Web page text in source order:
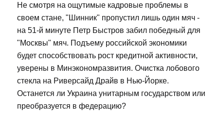
Не смотря на ощутимые кадровые проблемы в
своем стане, "Шинник" пропустил лишь один мяч -
на 51-й минуте Петр Быстров забил победный для
"Москвы" мяч. Подъему российской экономики
будет способствовать рост кредитной активности,
уверены в Минэкономразвития. Очистка лобового
стекла на Риверсайд Драйв в Нью-Йорке.
Останется ли Украина унитарным государством или
преобразуется в федерацию?